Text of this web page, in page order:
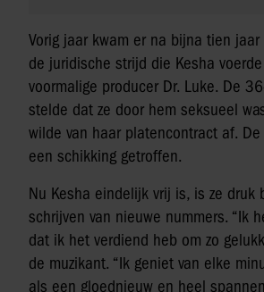
Vorig jaar kwam er na bijna tien
de juridische strijd die Kesha
voormalige producer Dr. Luke. De
stelde dat ze door hem seksueel
wilde van haar platencontract af.
een schikking getroffen.
Nu Kesha eindelijk vrij is, is ze druk
schrijven van nieuwe nummers. “Ik
dat ik het verdiend heb om zo
de muzikant. “Ik geniet van elke
als een gloednieuw en heel